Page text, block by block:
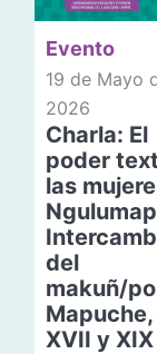
Evento
19 de Mayo
2026
Charla: El
poder
las
del
makuñ/
XVII y XIX